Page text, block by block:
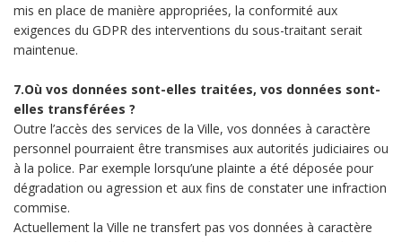
mis en place de manière appropriées, la conformité aux
exigences du GDPR des interventions du sous-traitant serait
maintenue.
7.Où vos données sont-elles traitées, vos données sont-
elles transférées ?
Outre l’accès des services de la Ville, vos données à caractère
personnel pourraient être transmises aux autorités judiciaires ou
à la police. Par exemple lorsqu’une plainte a été déposée pour
dégradation ou agression et aux fins de constater une infraction
commise.
Actuellement la Ville ne transfert pas vos données à caractère